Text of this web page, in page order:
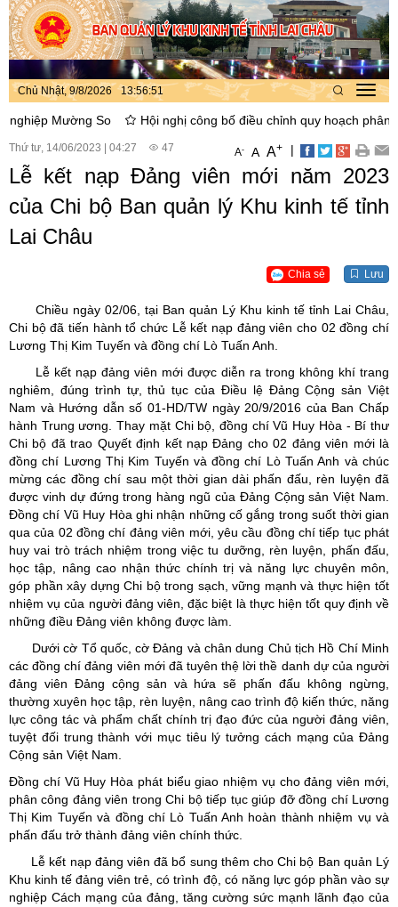
Chủ Nhật, 9/8/2026 13:56:52
Mường So Hội nghị công bố điều chỉnh quy hoạch phân khu
Thứ tư, 14/06/2023 04:27 47 A- A A+ |
Lễ kết nạp Đảng viên mới năm 2023
của Chi bộ Ban quản lý Khu kinh tế tỉnh
Lai Châu
Chia sẻ Lưu
Chiều ngày 02/06, tại Ban quản Lý Khu kinh tế tỉnh Lai Châu,
Chi bộ đã tiến hành tổ chức Lễ kết nạp đảng viên cho 02 đồng chí
Lương Thị Kim Tuyến và đồng chí Lò Tuấn Anh.
Lễ kết nạp đảng viên mới được diễn ra trong không khí trang
nghiêm, đúng trình tự, thủ tục của Điều lệ Đảng Cộng sản Việt
Nam và Hướng dẫn số 01-HD/TW ngày 20/9/2016 của Ban Chấp
hành Trung ương. Thay mặt Chi bộ, đồng chí Vũ Huy Hòa - Bí thư
Chi bộ đã trao Quyết định kết nạp Đảng cho 02 đảng viên mới là
đồng chí Lương Thị Kim Tuyến và đồng chí Lò Tuấn Anh và chúc
mừng các đồng chí sau một thời gian dài phấn đấu, rèn luyện đã
được vinh dự đứng trong hàng ngũ của Đảng Cộng sản Việt Nam.
Đồng chí Vũ Huy Hòa ghi nhận những cố gắng trong suốt thời gian
qua của 02 đồng chí đảng viên mới, yêu cầu đồng chí tiếp tục phát
huy vai trò trách nhiệm trong việc tu dưỡng, rèn luyện, phấn đấu,
học tập, nâng cao nhận thức chính trị và năng lực chuyên môn,
góp phần xây dựng Chi bộ trong sạch, vững mạnh và thực hiện tốt
nhiệm vụ của người đảng viên, đặc biệt là thực hiện tốt quy định về
những điều Đảng viên không được làm.
Dưới cờ Tổ quốc, cờ Đảng và chân dung Chủ tịch Hồ Chí Minh
các đồng chí đảng viên mới đã tuyên thệ lời thề danh dự của người
đảng viên Đảng cộng sản và hứa sẽ phấn đấu không ngừng,
thường xuyên học tập, rèn luyện, nâng cao trình độ kiến thức, năng
lực công tác và phẩm chất chính trị đạo đức của người đảng viên,
tuyệt đối trung thành với mục tiêu lý tưởng cách mạng của Đảng
Cộng sản Việt Nam.
Đồng chí Vũ Huy Hòa phát biểu giao nhiệm vụ cho đảng viên mới,
phân công đảng viên trong Chi bộ tiếp tục giúp đỡ đồng chí Lương
Thị Kim Tuyến và đồng chí Lò Tuấn Anh hoàn thành nhiệm vụ và
phấn đấu trở thành đảng viên chính thức.
Lễ kết nạp đảng viên đã bổ sung thêm cho Chi bộ Ban quản Lý
Khu kinh tế đảng viên trẻ, có trình độ, có năng lực góp phần vào sự
nghiệp Cách mạng của đảng, tăng cường sức mạnh lãnh đạo của